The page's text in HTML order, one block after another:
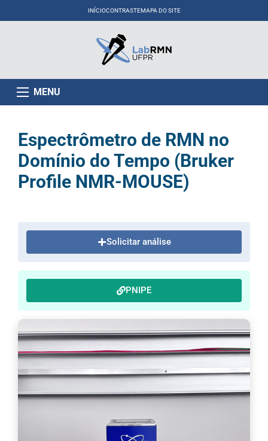
INÍCIOCONTRASTEMAPA DO SITE
MENU
Espectrômetro de RMN no
Domínio do Tempo (Bruker
Profile NMR-MOUSE)
Solicitar análise
PNIPE